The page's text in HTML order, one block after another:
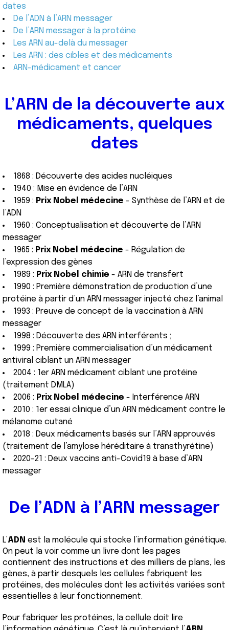
dates
De l’ADN à l’ARN messager
De l’ARN messager à la protéine
Les ARN au-delà du messager
Les ARN : des cibles et des médicaments
ARN-médicament et cancer
L’ARN de la découverte aux
médicaments, quelques
dates
1868 : Découverte des acides nucléiques
1940 : Mise en évidence de l’ARN
1959 : Prix Nobel médecine - Synthèse de l’ARN et de
l’ADN
1960 : Conceptualisation et découverte de l’ARN
messager
1965 : Prix Nobel médecine - Régulation de
l’expression des gènes
1989 : Prix Nobel chimie - ARN de transfert
1990 : Première démonstration de production d’une
protéine à partir d’un ARN messager injecté chez l’animal
1993 : Preuve de concept de la vaccination à ARN
messager
1998 : Découverte des ARN interférents ;
1999 : Première commercialisation d’un médicament
antiviral ciblant un ARN messager
2004 : 1er ARN médicament ciblant une protéine
(traitement DMLA)
2006 : Prix Nobel médecine - Interférence ARN
2010 : 1er essai clinique d’un ARN médicament contre le
mélanome cutané
2018 : Deux médicaments basés sur l’ARN approuvés
(traitement de l’amylose héréditaire à transthyrétine)
2020-21 : Deux vaccins anti-Covid19 à base d’ARN
messager
De l’ADN à l’ARN messager
L’ADN est la molécule qui stocke l’information génétique.
On peut la voir comme un livre dont les pages
contiennent des instructions et des milliers de plans, les
gènes, à partir desquels les cellules fabriquent les
protéines, des molécules dont les activités variées sont
essentielles à leur fonctionnement.
Pour fabriquer les protéines, la cellule doit lire